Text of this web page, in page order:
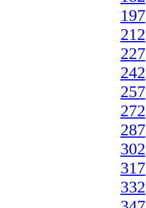
197
212
227
242
257
272
287
302
317
332